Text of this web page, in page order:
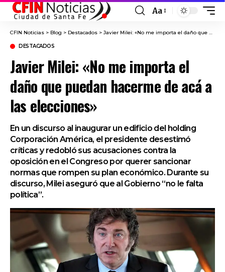
Font
Resizer
Aa
CFIN Noticias > Blog > Destacados > Javier Milei: «No me importa el daño que puedan hacerme de acá a las elecciones»
DESTACADOS
Javier Milei: «No me importa el
daño que puedan hacerme de acá a
las elecciones»
En un discurso al inaugurar un edificio del holding
Corporación América, el presidente desestimó
críticas y redobló sus acusaciones contra la
oposición en el Congreso por querer sancionar
normas que rompen su plan económico. Durante su
discurso, Milei aseguró que al Gobierno “no le falta
política”.